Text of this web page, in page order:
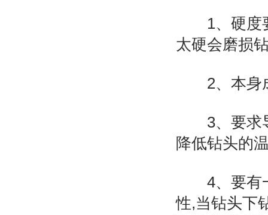
1、硬度要
太硬会磨损
2、本身成
3、要求导
降低钻头的
4、要有一
性,当钻头下